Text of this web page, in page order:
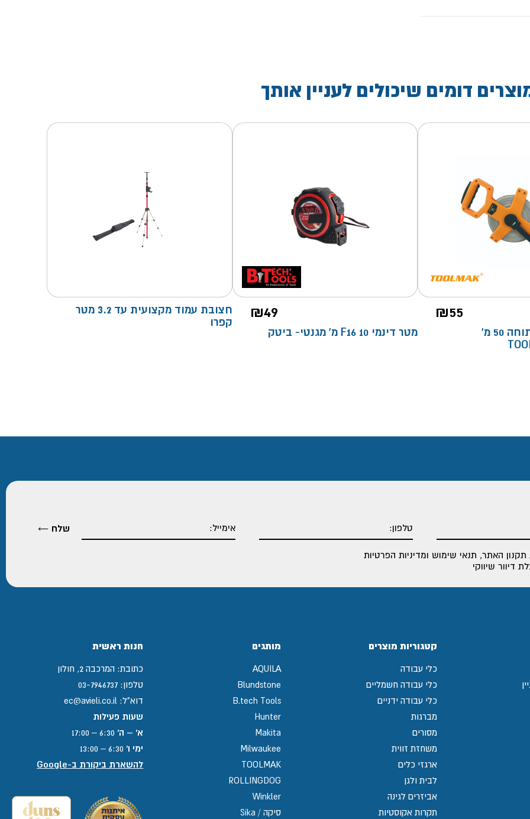
דומים שיכולים לעניין אותך
₪55
רולטקת שדה פתוחה 50 מ'
₪49
מטר דינמי F16 10 מ' מגנטי- ביטק
חצובת עמוד מקצועית עד 3.2 מטר
קפרו
תקנון האתר, תנאי שימוש ומדיניות הפרטיות
דיוור שיווקי
קטגוריות מוצרים
כלי עבודה
כלי עבודה חשמליים
כלי עבודה ידניים
מברגות
מסורים
משחזת זווית
ארגזי כלים
לבית ולגן
אביזרים לגינה
תקרות אקוסטיות
מותגים
AQUILA
Blundstone
B.tech Tools
Hunter
Makita
Milwaukee
TOOLMAK
ROLLINGDOG
Winkler
סיקה / Sika
חנות ראשית
כתובת: המרכבה 2, חולון
טלפון: 03-7946737
דוא"ל: ec@avieli.co.il
שעות פעילות
א' – ה'
ימי ו'
להשארת ביקורת ב-Google